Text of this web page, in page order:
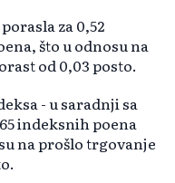
za 0,52
što u odnosu na
od 0,03 posto.
- u saradnji sa
indeksnih poena
na prošlo trgovanje